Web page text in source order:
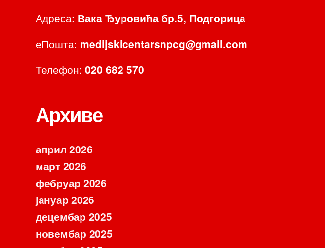
Адреса: Вака Ђуровића бр.5, Подгорица
еПошта: medijskicentarsnpcg@gmail.com
Телефон: 020 682 570
Архиве
април 2026
март 2026
фебруар 2026
јануар 2026
децембар 2025
новембар 2025